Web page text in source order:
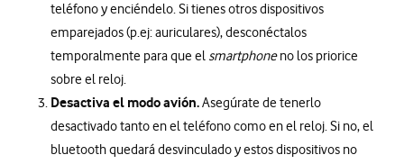
teléfono y enciéndelo. Si tienes otros dispositivos
emparejados (p.ej: auriculares), desconéctalos
temporalmente para que el smartphoneno los priorice
sobre el reloj.
Desactiva el modo avión.Asegúrate de tenerlo
desactivado tanto en el teléfono como en el reloj. Si no, el
bluetooth quedará desvinculado y estos dispositivos no